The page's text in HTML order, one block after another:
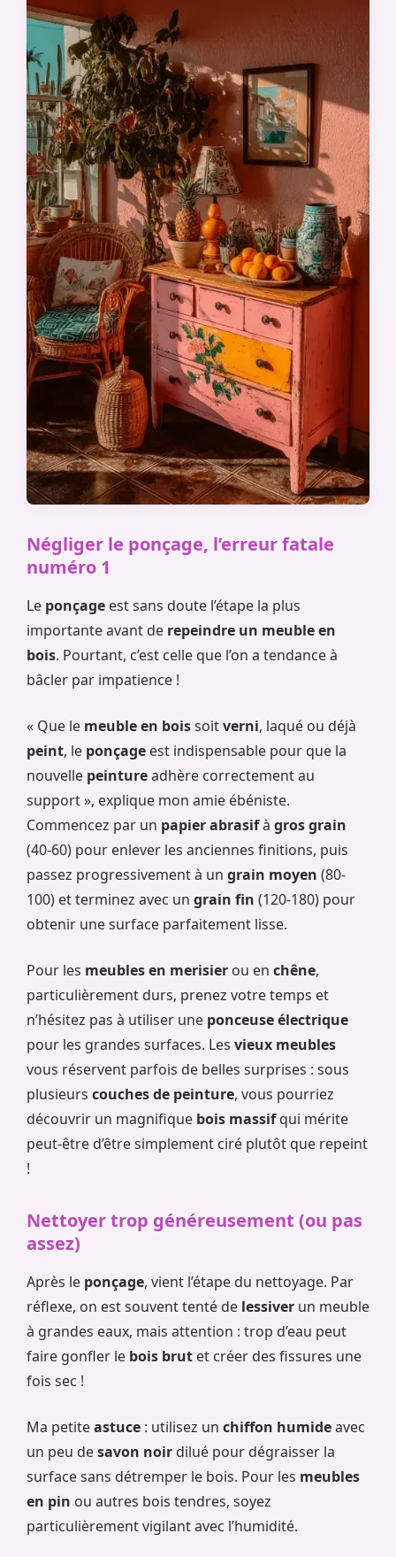
Négliger le ponçage, l’erreur fatale
numéro 1
Le ponçage est sans doute l’étape la plus
importante avant de repeindre un meuble en
bois. Pourtant, c’est celle que l’on a tendance à
bâcler par impatience !
« Que le meuble en boissoitverni, laqué ou déjà
peint, le ponçage est indispensable pour que la
nouvelle peintureadhère correctement au
support », explique mon amie ébéniste.
Commencez par un papier abrasifà gros grain
(40-60) pour enlever les anciennes finitions, puis
passez progressivement à un grain moyen (80-
100) et terminez avec un grain fin (120-180) pour
obtenir une surface parfaitement lisse.
Pour les meubles en merisier ou en chêne,
particulièrement durs, prenez votre temps et
n’hésitez pas à utiliser une ponceuse électrique
pour les grandes surfaces. Les vieux meubles
vous réservent parfois de belles surprises : sous
plusieurs couches de peinture, vous pourriez
découvrir un magnifique bois massifqui mérite
peut-être d’être simplement ciré plutôt que repeint
!
Nettoyer trop généreusement (ou pas
assez)
Après le ponçage, vient l’étape du nettoyage. Par
réflexe, on est souvent tenté de lessiver un meuble
à grandes eaux, mais attention : trop d’eau peut
faire gonfler le bois brut et créer des fissures une
fois sec !
Ma petiteastuce : utilisez un chiffon humideavec
un peu desavon noir dilué pour dégraisser la
surface sans détremper le bois. Pour les meubles
en pin ou autres bois tendres, soyez
particulièrement vigilant avec l’humidité.